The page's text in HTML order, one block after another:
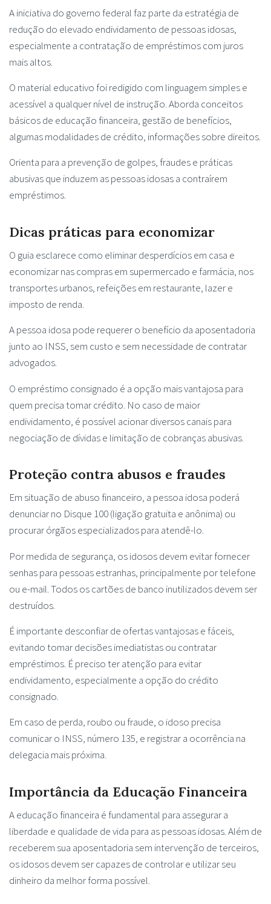
A iniciativa do governo federal faz parte da estratégia de
redução do elevado endividamento de pessoas idosas,
especialmente a contratação de empréstimos com juros
mais altos.
O material educativo foi redigido com linguagem simples e
acessível a qualquer nível de instrução. Aborda conceitos
básicos de educação financeira, gestão de benefícios,
algumas modalidades de crédito, informações sobre direitos.
Orienta para a prevenção de golpes, fraudes e práticas
abusivas que induzem as pessoas idosas a contraírem
empréstimos.
Dicas práticas para economizar
O guia esclarece como eliminar desperdícios em casa e
economizar nas compras em supermercado e farmácia, nos
transportes urbanos, refeições em restaurante, lazer e
imposto de renda.
A pessoa idosa pode requerer o benefício da aposentadoria
junto ao INSS, sem custo e sem necessidade de contratar
advogados.
O empréstimo consignado é a opção mais vantajosa para
quem precisa tomar crédito. No caso de maior
endividamento, é possível acionar diversos canais para
negociação de dívidas e limitação de cobranças abusivas.
Proteção contra abusos e fraudes
Em situação de abuso financeiro, a pessoa idosa poderá
denunciar no Disque 100 (ligação gratuita e anônima) ou
procurar órgãos especializados para atendê-lo.
Por medida de segurança, os idosos devem evitar fornecer
senhas para pessoas estranhas, principalmente por telefone
ou e-mail. Todos os cartões de banco inutilizados devem ser
destruídos.
É importante desconfiar de ofertas vantajosas e fáceis,
evitando tomar decisões imediatistas ou contratar
empréstimos. É preciso ter atenção para evitar
endividamento, especialmente a opção do crédito
consignado.
Em caso de perda, roubo ou fraude, o idoso precisa
comunicar o INSS, número 135, e registrar a ocorrência na
delegacia mais próxima.
Importância da Educação Financeira
A educação financeira é fundamental para assegurar a
liberdade e qualidade de vida para as pessoas idosas. Além de
receberem sua aposentadoria sem intervenção de terceiros,
os idosos devem ser capazes de controlar e utilizar seu
dinheiro da melhor forma possível.